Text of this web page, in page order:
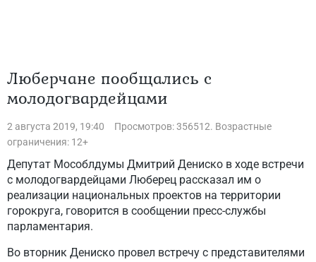
Люберчане пообщались с
молодогвардейцами
2 августа 2019, 19:40
Просмотров: 356512. Возрастные
ограничения: 12+
Депутат Мособлдумы Дмитрий Дениско в ходе встречи
с молодогвардейцами Люберец рассказал им о
реализации национальных проектов на территории
горокруга, говорится в сообщении пресс-службы
парламентария.
Во вторник Дениско провел встречу с представителями